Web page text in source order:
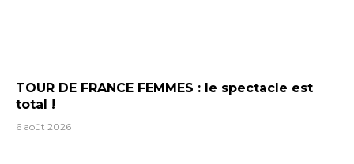
TOUR DE FRANCE FEMMES : le spectacle est
total !
6 août 2026